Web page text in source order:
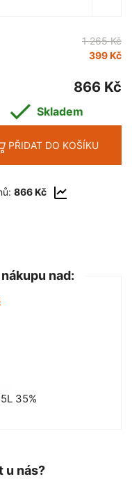
1 265 Kč
399 Kč
866 Kč
 Skladem
PŘIDAT DO KOŠÍKU
866 Kč
nad:
35%
u nás?